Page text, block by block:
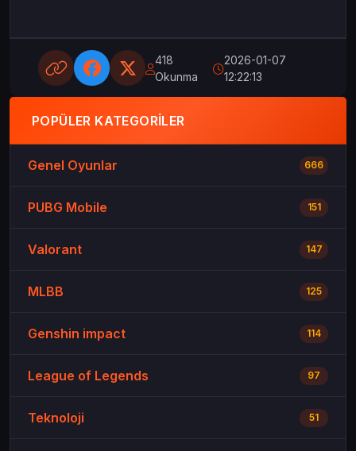
418
Okunma
2026-01-07
12:22:13
POPÜLER KATEGORILER
Genel Oyunlar 666
PUBG Mobile 151
Valorant 147
MLBB 125
Genshin impact 114
League of Legends 97
Teknoloji 51